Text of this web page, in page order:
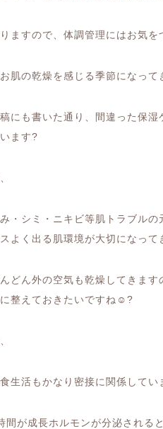
ますので、体調管理にはお気を
肌の乾燥を感じる季節になって
にも書いた通り、間違った保
ます?
・シミ・ニキビ等肌トラブル
よく出る肌環境が大切になって
どん外の空気も乾燥してきま
整えておきたいですね ☺️?
生活もかなり密接に関係してい
間が成長ホルモンが分泌される